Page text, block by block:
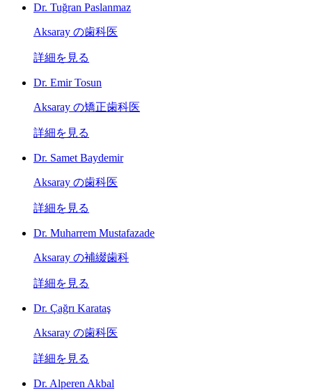
Dr. Tuğran Paslanmaz
Aksaray の歯科医
詳細を見る
Dr. Emir Tosun
Aksaray の矯正歯科医
詳細を見る
Dr. Samet Baydemir
Aksaray の歯科医
詳細を見る
Dr. Muharrem Mustafazade
Aksaray の補綴歯科
詳細を見る
Dr. Çağrı Karataş
Aksaray の歯科医
詳細を見る
Dr. Alperen Akbal